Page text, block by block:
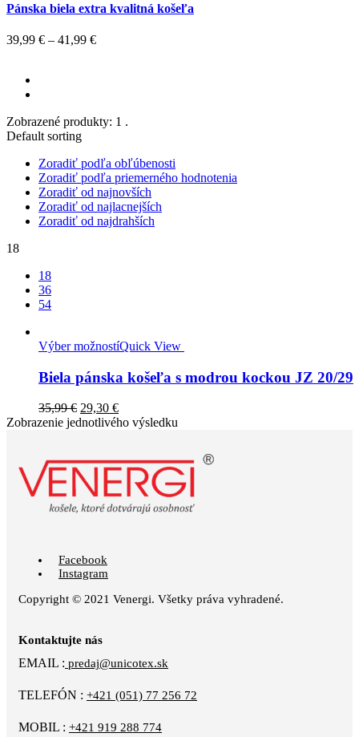
Pánska biela extra kvalitná košeľa
39,99 € – 41,99 €
Zobrazené produkty: 1 .
Default sorting
Zoradiť podľa obľúbenosti
Zoradiť podľa priemerného hodnotenia
Zoradiť od najnovších
Zoradiť od najlacnejších
Zoradiť od najdrahších
18
18
36
54
Výber možnostíQuick View
Biela pánska košeľa s modrou kockou JZ 20/29
35,99€ 29,30 €
Zobrazenie jednotlivého výsledku
Facebook
Instagram
Copyright © 2021 Venergi. Všetky práva vyhradené.
Kontaktujte nás
EMAIL : predaj@unicotex.sk
TELEFÓN : +421 (051) 77 256 72
MOBIL : +421 919 288 774